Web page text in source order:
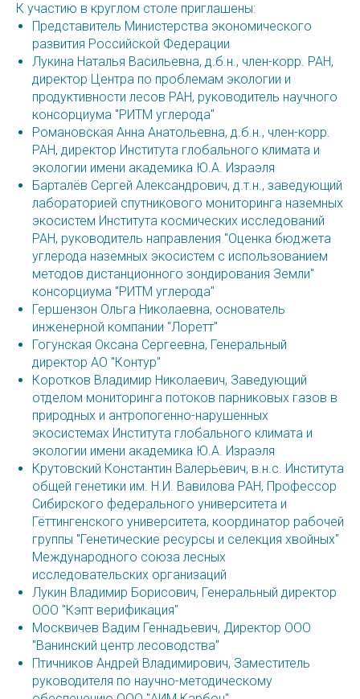
К участию в круглом столе приглашены:
Представитель Министерства экономического
развития Российской Федерации
Лукина Наталья Васильевна, д.б.н., член-корр. РАН,
директор Центра по проблемам экологии и
продуктивности лесов РАН, руководитель научного
консорциума "РИТМ углерода"
Романовская Анна Анатольевна, д.б.н., член-корр.
РАН, директор Института глобального климата и
экологии имени академика Ю.А. Израэля
Барталёв Сергей Александрович, д.т.н., заведующий
лабораторией спутникового мониторинга наземных
экосистем Института космических исследований
РАН, руководитель направления "Оценка бюджета
углерода наземных экосистем с использованием
методов дистанционного зондирования Земли"
консорциума "РИТМ углерода"
Гершензон Ольга Николаевна, основатель
инженерной компании "Лоретт"
Гогунская Оксана Сергеевна, Генеральный
директор АО "Контур"
Коротков Владимир Николаевич, Заведующий
отделом мониторинга потоков парниковых газов в
природных и антропогенно-нарушенных
экосистемах Института глобального климата и
экологии имени академика Ю.А. Израэля
Крутовский Константин Валерьевич, в.н.с. Института
общей генетики им. Н.И. Вавилова РАН, Профессор
Сибирского федерального университета и
Гёттингенского университета, координатор рабочей
группы "Генетические ресурсы и селекция хвойных"
Международного союза лесных
исследовательских организаций
Лукин Владимир Борисович, Генеральный директор
ООО "Кэпт верификация"
Москвичев Вадим Геннадьевич, Директор ООО
"Ванинский центр лесоводства"
Птичников Андрей Владимирович, Заместитель
руководителя по научно-методическому